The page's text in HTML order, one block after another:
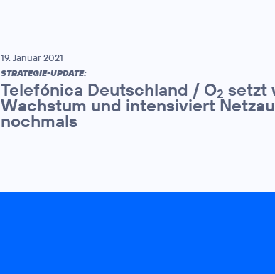
19. Januar 2021
STRATEGIE-UPDATE:
Telefónica Deutschland / O2 setzt
Wachstum und intensiviert
nochmals